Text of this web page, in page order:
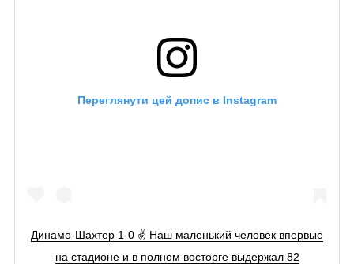
Переглянути цей допис в Instagram
Динамо-Шахтер 1-0 ✌ Наш маленький человек впервые
на стадионе и в полном восторге выдержал 82